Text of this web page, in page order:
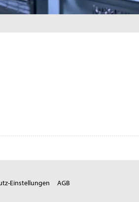
Einstellungen AGB